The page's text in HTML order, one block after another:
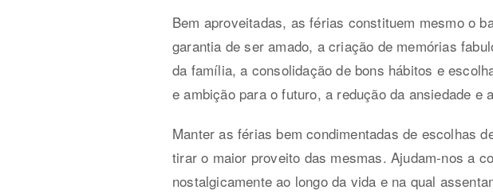
Bem aproveitadas, as férias constituem mesmo o
garantia de ser amado, a criação de memórias
da família, a consolidação de bons hábitos e
e ambição para o futuro, a redução da ansiedade e
Manter as férias bem condimentadas de escolhas
tirar o maior proveito das mesmas. Ajudam-nos a
nostalgicamente ao longo da vida e na qual